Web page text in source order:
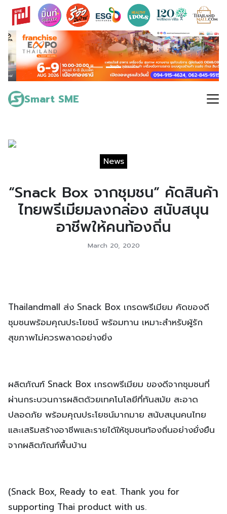
Skip
content
Smart SME
Search
for:
News
“Snack Box จากชุมชน” คัดสินค้า
ไทยพรีเมียมลงกล่อง สนับสนุน
อาชีพให้คนท้องถิ่น
March 20, 2020
Thailandmall ส่ง Snack Box เกรดพรีเมียม คัดของดี
ชุมชนพร้อมคุณประโยชน์ พร้อมทาน เหมาะสำหรับผู้รัก
สุขภาพไม่ควรพลาดอย่างยิ่ง
ผลิตภัณฑ์ Snack Box เกรดพรีเมียม ของดีจากชุมชนที่
ผ่านกระบวนการผลิตด้วยเทคโนโลยีที่ทันสมัย สะอาด
ปลอดภัย พร้อมคุณประโยชน์มากมาย สนับสนุนคนไทย
และเสริมสร้างอาชีพและรายได้ให้ชุมชนท้องถิ่นอย่างยั่งยืน
จากผลิตภัณฑ์พื้นบ้าน
(Snack Box, Ready to eat. Thank you for
supporting Thai product with us.